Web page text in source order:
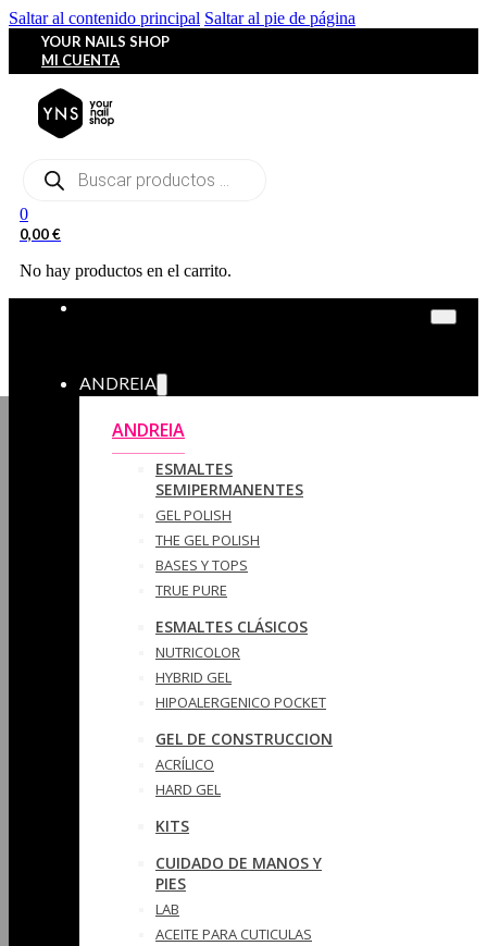
Saltar al contenido principal Saltar al pie de página
YOUR NAILS SHOP
MI CUENTA
Búsqueda
0
0,00€
No hay productos en el carrito.
ANDREIA
ANDREIA
ESMALTES
SEMIPERMANENTES
GEL POLISH
THE GEL POLISH
BASES Y‎ TOPS
TRUE PURE
ESMALTES CLÁSICOS
NUTRICOLOR
HYBRID GEL
HIPOALERGENICO POCKET
GEL DE CONSTRUCCION
ACRÍLICO
HARD GEL
KITS
CUIDADO DE MANOS Y
PIES
LAB
ACEITE PARA CUTICULAS